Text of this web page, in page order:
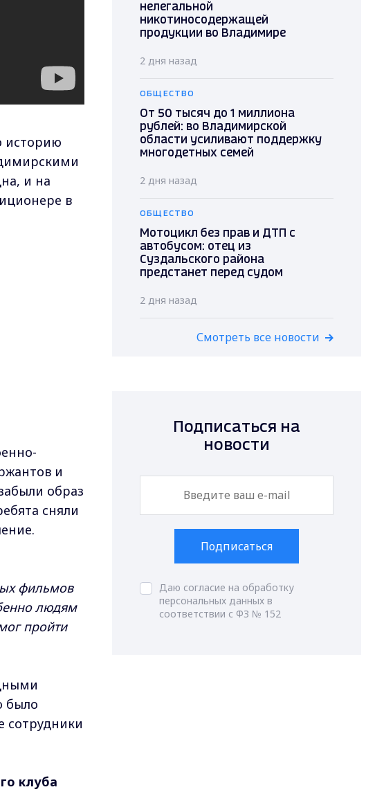
историю
и на
в
и
образ
сняли
фильмов
людям
пройти
было
сотрудники
клуба
нелегальной
никотиносодержащей
продукции во Владимире
2 дня назад
ОБЩЕСТВО
От 50 тысяч до 1 миллиона
рублей: во Владимирской
области усиливают поддержку
многодетных семей
2 дня назад
ОБЩЕСТВО
Мотоцикл без прав и ДТП с
автобусом: отец из
Суздальского района
предстанет перед судом
2 дня назад
Смотреть все новости
Подписаться на
новости
Подписаться
Даю согласие на обработку
персональных данных в
соответствии с ФЗ № 152